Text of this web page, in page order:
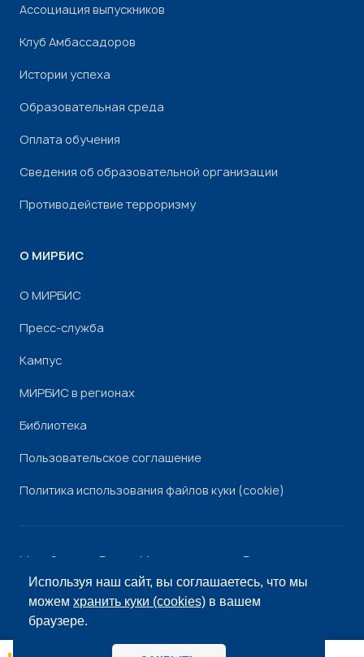
Используя наш сайт, вы соглашаетесь, что мы
можемхранить куки (cookies) в вашем
браузере.
Ассоциация выпускников
Клуб Амбассадоров
Истории успеха
Образовательная среда
Оплата обучения
Сведения об образовательной организации
Противодействие терроризму
О МИРБИС
О МИРБИС
Пресс-служба
Кампус
МИРБИС в регионах
Библиотека
Пользовательское соглашение
Политика использования файлов куки (cookie)
Минобрнауки России Минпросвещения России
РоскомнадзорРособрнадзор
© «МИРБИС», 2026